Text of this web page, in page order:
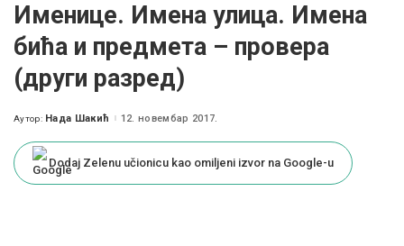
Именице. Имена улица. Имена
бића и предмета – провера
(други разред)
Posted
Аутор: Нада Шакић 12. новембар 2017.
Dodaj Zelenu učionicu kao omiljeni izvor na Google-u